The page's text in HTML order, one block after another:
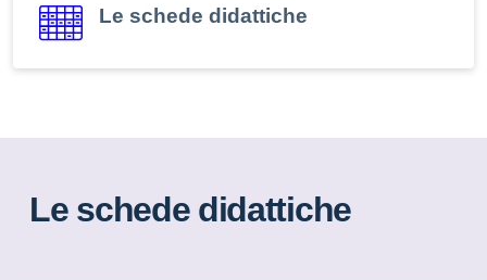
Le schede didattiche
Le schede didattiche